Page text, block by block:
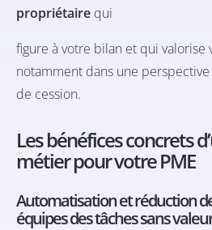
propriétaire qui
figure à votre bilan et qui valorise
notamment dans une
de cession.
Les bénéfices concrets
métier pour votre PME
Automatisation et réduction
équipes des tâches sans